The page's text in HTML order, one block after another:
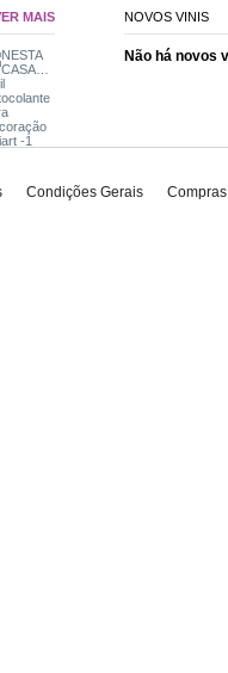
MAIS NOVOS VINIS
Não há novos
Condições Gerais